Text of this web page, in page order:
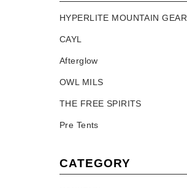
HYPERLITE MOUNTAIN GEAR
CAYL
Afterglow
OWL MILS
THE FREE SPIRITS
Pre Tents
CATEGORY